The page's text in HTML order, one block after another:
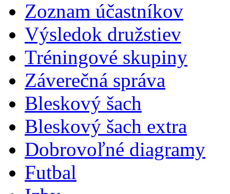
Zoznam účastníkov
Výsledok družstiev
Tréningové skupiny
Záverečná správa
Bleskový šach
Bleskový šach extra
Dobrovoľné diagramy
Futbal